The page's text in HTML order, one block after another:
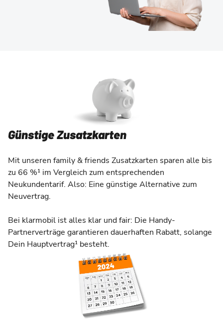
Günstige Zusatzkarten
Mit unseren family & friends Zusatzkarten sparen alle bis
zu 66 %¹ im Vergleich zum entsprechenden
Neukundentarif. Also: Eine günstige Alternative zum
Neuvertrag.
Bei klarmobil ist alles klar und fair: Die Handy-
Partnerverträge garantieren dauerhaften Rabatt, solange
Dein Hauptvertrag¹ besteht.